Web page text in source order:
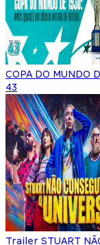
COPA DO MUNDO
43
Trailer STUART